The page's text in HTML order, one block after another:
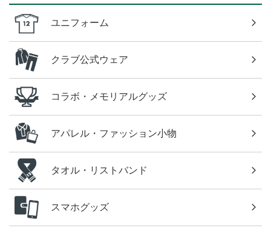
ユニフォーム
クラブ公式ウェア
コラボ・メモリアルグッズ
アパレル・ファッション小物
タオル・リストバンド
スマホグッズ